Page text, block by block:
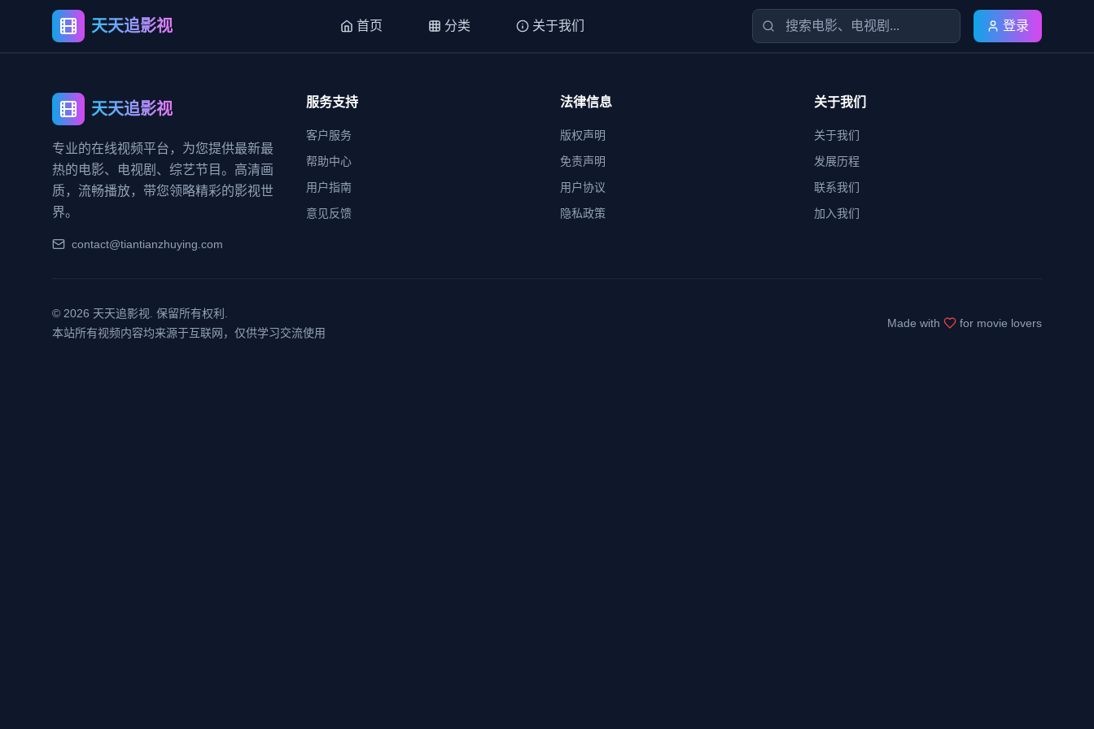
天天追影视 首页 分类 关于我们 登录
天天追影视
专业的在线视频平台，为您提供最新最
热的电影、电视剧、综艺节目。高清画
质，流畅播放，带您领略精彩的影视世
界。
contact@tiantianzhuying.com
服务支持
客户服务
帮助中心
用户指南
意见反馈
法律信息
版权声明
免责声明
用户协议
隐私政策
关于我们
关于我们
发展历程
联系我们
加入我们
© 2026 天天追影视. 保留所有权利.
本站所有视频内容均来源于互联网，仅供学习交流使用
Made with for movie lovers